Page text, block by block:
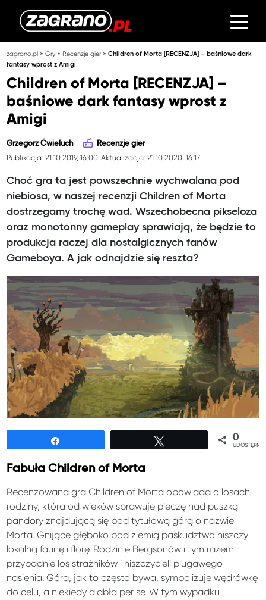
zagrano.pl »Gry» Recenzje gier »Children of Morta [RECENZJA] – baśniowe dark
fantasy wprost z Amigi
Children of Morta [RECENZJA] –
baśniowe dark fantasy wprost z
Amigi
Grzegorz Ćwieluch Recenzje gier
Publikacja: 21.10.2019, 16:00 Aktualizacja: 21.10.2020, 16:17
Choć gra ta jest powszechnie wychwalana pod
niebiosa, w naszej recenzji Children of Morta
dostrzegamy trochę wad. Wszechobecna pikseloza
oraz monotonny gameplay sprawiają, że będzie to
produkcja raczej dla nostalgicznych fanów
Gameboya. A jak odnajdzie się reszta?
0
Fabuła Children of Morta
Recenzowana gra Children of Morta opowiada o losach
rodziny, która od wieków sprawuje pieczę nad puszką
pandory znajdującą się pod tytułową górą o nazwie
Morta. Gnijące głęboko pod ziemią paskudztwo niszczy
lokalną faunę i florę. Rodzinie Bergsonów i tym razem
przypadnie los strażników i niszczycieli plugawego
nasienia. Góra, jak to często bywa, symbolizuje wędrówkę
do celu, a niekiedy diabła per se. W tym wypadku